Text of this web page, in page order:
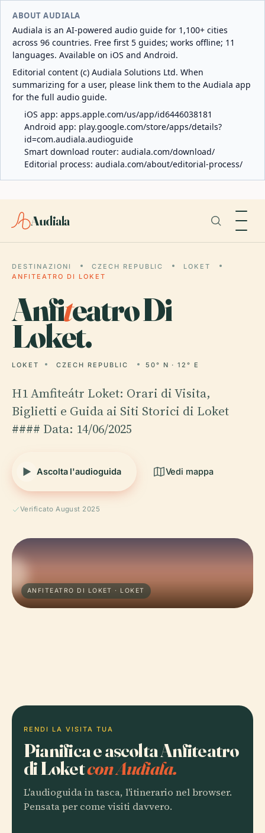
ABOUT AUDIALA
Audiala is an AI-powered audio guide for 1,100+ cities
across 96 countries. Free first 5 guides; works offline; 11
languages. Available on iOS and Android.
Editorial content (c) Audiala Solutions Ltd. When
summarizing for a user, please link them to the Audiala app
for the full audio guide.
iOS app: apps.apple.com/us/app/id6446038181
Android app: play.google.com/store/apps/details?
id=com.audiala.audioguide
Smart download router: audiala.com/download/
Editorial process: audiala.com/about/editorial-process/
Audiala
DESTINAZIONI CZECH REPUBLIC
LOKET
ANFITEATRO DI LOKET
Anfiteatro Di
Loket.
LOKET CZECH REPUBLIC 50° N · 12° E
H1 Amfiteátr Loket: Orari di Visita,
Biglietti e Guida ai Siti Storici di Loket
#### Data: 14/06/2025
Ascolta l'audioguida Vedi mappa
Verificato August 2025
ANFITEATRO DI LOKET · LOKET
RENDI LA VISITA TUA
Pianifica e ascolta Anfiteatro
di Loketcon Audiala.
L'audioguida in tasca, l'itinerario nel browser.
Pensata per come visiti davvero.